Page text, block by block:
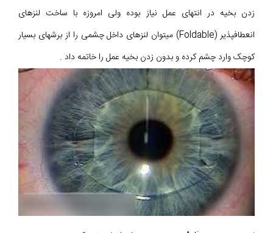
زدن بخیه در انتهای عمل نیاز بوده ولی امروزه با ساخت لنزهای
انعطافپذیر (Foldable) میتوان لنزهای داخل چشمی را از برشهای بسیار
کوچک وارد چشم کرده و بدون زدن بخیه عمل را خاتمه داد .